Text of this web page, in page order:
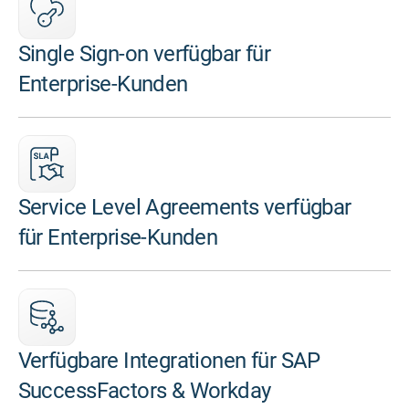
Single Sign-on verfügbar für
Enterprise-Kunden
Service Level Agreements verfügbar
für Enterprise-Kunden
Verfügbare Integrationen für SAP
SuccessFactors & Workday